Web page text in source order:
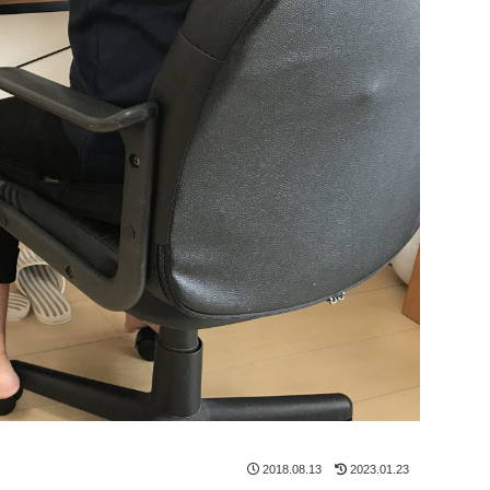
2018.08.13 2023.01.23